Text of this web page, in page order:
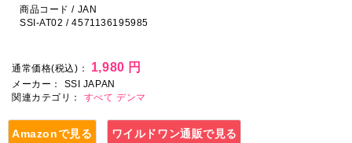
商品コード / JAN
SSI-AT02 / 4571136195985
通常価格(税込)： 1,980 円
メーカー：
SSI JAPAN
関連カテゴリ： すべて デンマ
Amazonで見る ワイルドワン通販で見る